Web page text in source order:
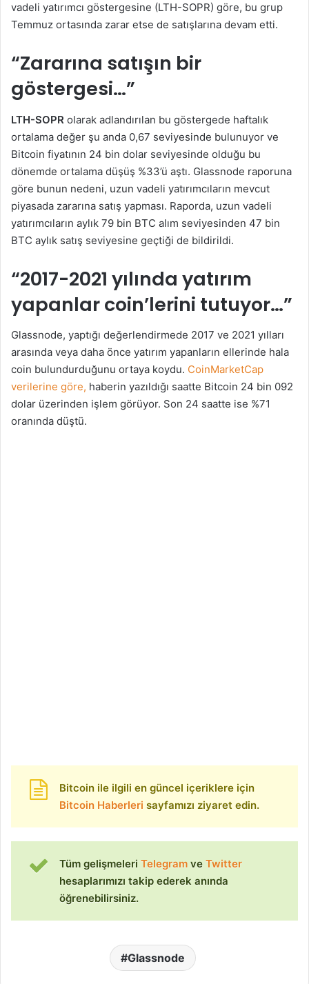
vadeli yatırımcı göstergesine (LTH-SOPR) göre, bu grup
Temmuz ortasında zarar etse de satışlarına devam etti.
“Zararına satışın bir
göstergesi…”
LTH-SOPR olarak adlandırılan bu göstergede haftalık
ortalama değer şu anda 0,67 seviyesinde bulunuyor ve
Bitcoin fiyatının 24 bin dolar seviyesinde olduğu bu
dönemde ortalama düşüş %33’ü aştı. Glassnode raporuna
göre bunun nedeni, uzun vadeli yatırımcıların mevcut
piyasada zararına satış yapması. Raporda, uzun vadeli
yatırımcıların aylık 79 bin BTC alım seviyesinden 47 bin
BTC aylık satış seviyesine geçtiği de bildirildi.
“2017-2021 yılında yatırım
yapanlar coin’lerini tutuyor…”
Glassnode, yaptığı değerlendirmede 2017 ve 2021 yılları
arasında veya daha önce yatırım yapanların ellerinde hala
coin bulundurduğunu ortaya koydu. CoinMarketCap
verilerine göre, haberin yazıldığı saatte Bitcoin 24 bin 092
dolar üzerinden işlem görüyor. Son 24 saatte ise %71
oranında düştü.
Bitcoin ile ilgili en güncel içeriklere için
Bitcoin Haberleri sayfamızı ziyaret edin.
Tüm gelişmeleri Telegram ve Twitter
hesaplarımızı takip ederek anında
öğrenebilirsiniz.
Glassnode